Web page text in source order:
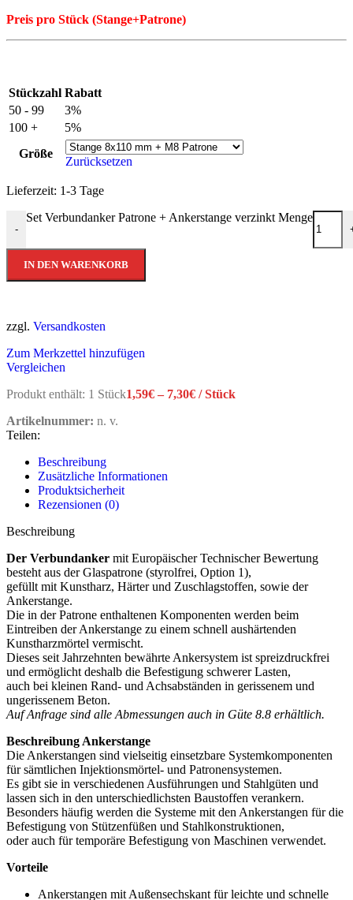
Preis pro Stück (Stange+Patrone)
Stückzahl Rabatt
50 - 99
3%
100 +
5%
Größe
Zurücksetzen
Lieferzeit: 1-3 Tage
-
Set Verbundanker Patrone + Ankerstange verzinkt Menge
IN DEN WARENKORB
zzgl. Versandkosten
Zum Merkzettel hinzufügen
Vergleichen
Produkt enthält: 1 Stück1,59€ – 7,30€ /Stück
Artikelnummer: n. v.
Teilen:
Beschreibung
Zusätzliche Informationen
Produktsicherheit
Rezensionen (0)
Beschreibung
Der Verbundanker mit Europäischer Technischer Bewertung
besteht aus der Glaspatrone (styrolfrei, Option 1),
gefüllt mit Kunstharz, Härter und Zuschlagstoffen, sowie der
Ankerstange.
Die in der Patrone enthaltenen Komponenten werden beim
Eintreiben der Ankerstange zu einem schnell aushärtenden
Kunstharzmörtel vermischt.
Dieses seit Jahrzehnten bewährte Ankersystem ist spreizdruckfrei
und ermöglicht deshalb die Befestigung schwerer Lasten,
auch bei kleinen Rand- und Achsabständen in gerissenem und
ungerissenem Beton.
Auf Anfrage sind alle Abmessungen auch in Güte 8.8 erhältlich.
Beschreibung Ankerstange
Die Ankerstangen sind vielseitig einsetzbare Systemkomponenten
für sämtlichen Injektionsmörtel- und Patronensystemen.
Es gibt sie in verschiedenen Ausführungen und Stahlgüten und
lassen sich in den unterschiedlichsten Baustoffen verankern.
Besonders häufig werden die Systeme mit den Ankerstangen für die
Befestigung von Stützenfüßen und Stahlkonstruktionen,
oder auch für temporäre Befestigung von Maschinen verwendet.
Vorteile
Ankerstangen mit Außensechskant für leichte und schnelle